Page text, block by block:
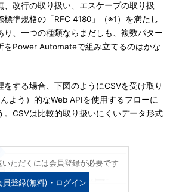
、改行の取り扱い、エスケープの取り扱
標準規格の「RFC 4180」（※1）を満たし
り、一つの種類ならまだしも、複数パター
をPower Automateで組み立てるのはかな
する場合、下図のようにCSVを受け取り
よう）的なWeb APIを使用するフローに
。CSVは比較的取り扱いにくいデータ形式
いただくには会員登録が必要です
員登録(無料)・ログイン